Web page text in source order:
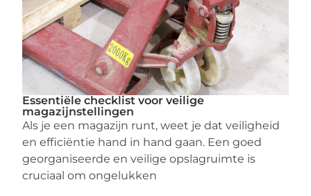
Essentiële checklist voor veilige
magazijnstellingen
Als je een magazijn runt, weet je dat veiligheid
en efficiëntie hand in hand gaan. Een goed
georganiseerde en veilige opslagruimte is
cruciaal om ongelukken